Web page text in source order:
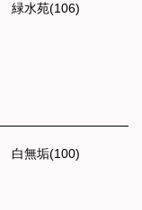
緑水苑(106)
白無垢(100)